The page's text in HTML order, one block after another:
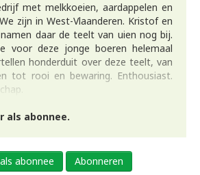
met melkkoeien, aardappelen en
zijn in West-Vlaanderen. Kristof en
daar de teelt van uien nog bij.
voor deze jonge boeren helemaal
honderduit over deze teelt, van
tot rooi en bewaring. Enthousiast.
als abonnee.
abonnee Abonneren